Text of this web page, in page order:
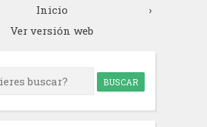
›
Inicio
Ver versión web